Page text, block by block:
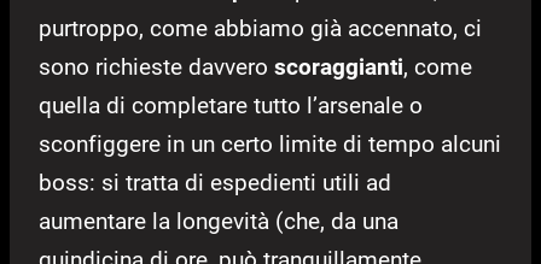
purtroppo, come abbiamo già accennato, ci
sono richieste davvero scoraggianti, come
quella di completare tutto l’arsenale o
sconfiggere in un certo limite di tempo alcuni
boss: si tratta di espedienti utili ad
aumentare la longevità (che, da una